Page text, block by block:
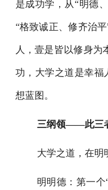
是成功学，从“明德
“格致诚正、修齐治
人，壹是皆以修身为
功，大学之道是幸福
想蓝图。
三纲领——此三
大学之道，在明
明明德：第一个